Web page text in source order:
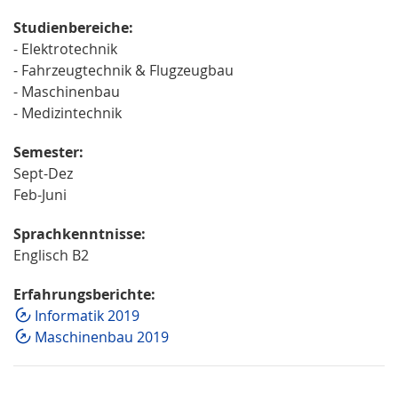
Studienbereiche:
- Elektrotechnik
- Fahrzeugtechnik & Flugzeugbau
- Maschinenbau
- Medizintechnik
Semester:
Sept-Dez
Feb-Juni
Sprachkenntnisse:
Englisch B2
Erfahrungsberichte:
Informatik 2019
Maschinenbau 2019